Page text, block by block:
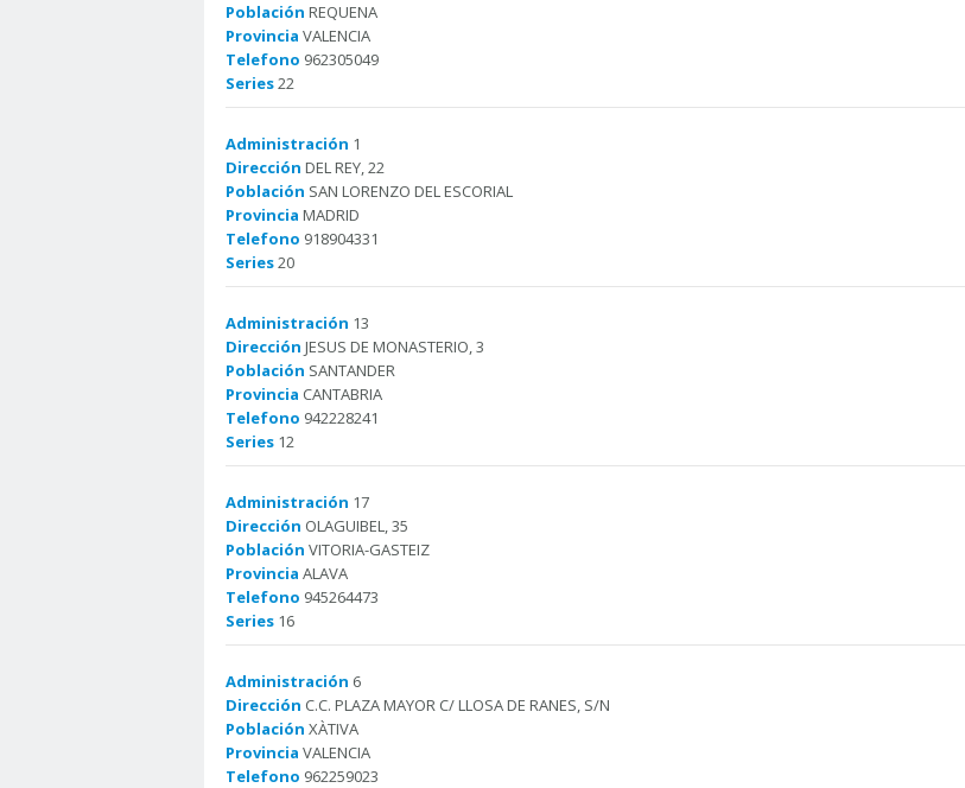
Población REQUENA
Provincia VALENCIA
Telefono 962305049
Series22
Administración 1
Dirección DEL REY, 22
Población SAN LORENZO DEL ESCORIAL
Provincia MADRID
Telefono 918904331
Series20
Administración 13
Dirección JESUS DE MONASTERIO, 3
Población SANTANDER
Provincia CANTABRIA
Telefono 942228241
Series 12
Administración 17
Dirección OLAGUIBEL, 35
Población VITORIA-GASTEIZ
Provincia ALAVA
Telefono 945264473
Series 16
Administración 6
Dirección C.C. PLAZA MAYOR C/ LLOSA DE RANES, S/N
Población XÀTIVA
Provincia VALENCIA
Telefono 962259023